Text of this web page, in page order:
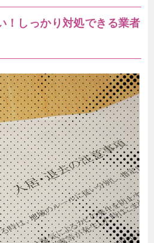
！しっかり対処できる業者